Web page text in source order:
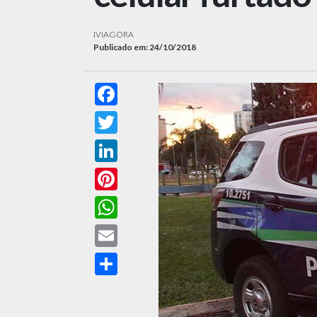
IVIAGORA
Publicado em: 24/10/2018
Facebook
LinkedIn
Pinterest
WhatsApp
Compartilhar